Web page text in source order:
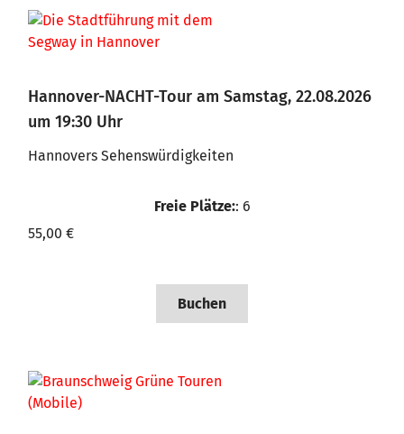
Hannover-NACHT-Tour am Samstag, 22.08.2026
um 19:30 Uhr
Hannovers Sehenswürdigkeiten
Freie Plätze:: 6
55,00 €
Buchen